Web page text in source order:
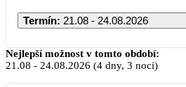
Termín: 21.08 - 24.08.2026
Nejlepší možnost v tomto období:
21.08 - 24.08.2026 (4 dny, 3 noci)